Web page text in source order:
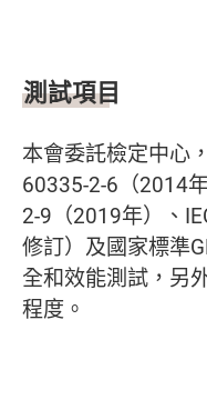
測試項目
本會委託檢定中心
60335-2-6（2014
2-9（2019年）、
修訂）及國家標準
全和效能測試，另
程度。